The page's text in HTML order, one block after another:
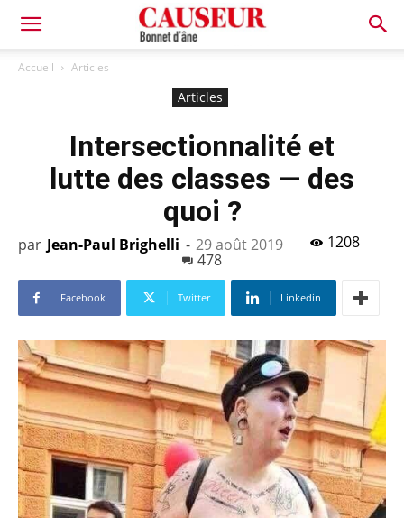
Bonnet
Accueil Articles
Articles
Intersectionnalité et
lutte des classes — des
quoi ?
par Jean-Paul Brighelli - 29 août 2019
1208
478
Facebook Twitter Linkedin